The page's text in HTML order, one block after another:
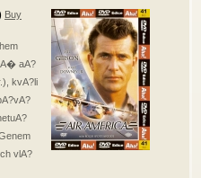
Buy
aA?
kvA?li
vlA?